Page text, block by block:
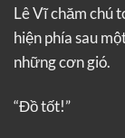
Lê Vĩ chăm chú
hiện phía sau
những cơn gió.
“Đồ tốt!”